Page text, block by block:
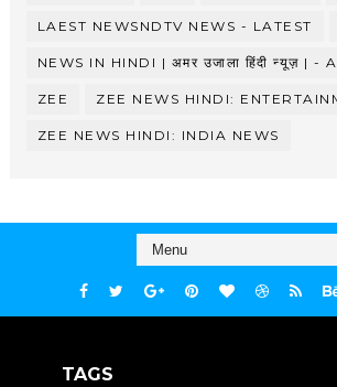
LAEST NEWSNDTV NEWS - LATEST
NEWS IN HINDI | अमर उजाला हिंदी न्यूज़ | -
ZEE ZEE NEWS HINDI:
ZEE NEWS HINDI: INDIA NEWS
TAGS